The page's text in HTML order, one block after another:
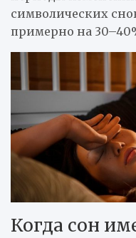
символических
примерно на
Когда сон